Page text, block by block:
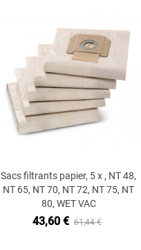
Ajouter au panier
Sacs filtrants papier, 5 x , NT 48,
NT 65, NT 70, NT 72, NT 75, NT
80, WET VAC
43,60 € 61,44 €